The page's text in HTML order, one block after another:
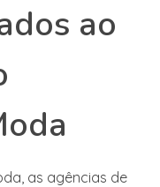
ao
as agências de